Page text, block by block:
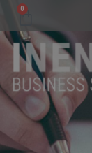
0